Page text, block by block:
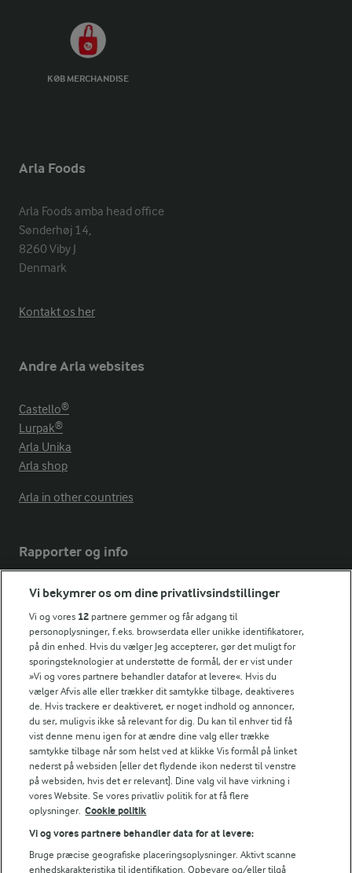
KØB MERCHANDISE
Arla Foods
Arla Foods amba head office
Sønderhøj 14,
8260 Viby J
Denmark
Kontakt os her
Andre Arla websites
Castello®
Lurpak®
Arla Unika
Arla shop
Arla in other countries
Rapporter og info
Årsrapport
FarmAhead™ Check rapport
Andelshaverinfo: Mælkepris
Fødevarestyrelsens smiley-rapporter for Arla Foods
Fødevarestyrelsens smiley-rapporter for Jörd
Fødevarestyrelsens smiley-rapporter for Lurpak PB
Følg
Vi bekymrer os om dine privatlivsindstillinger
Vi og vores 12 partnere gemmer og får adgang til
personoplysninger, f.eks. browserdata eller unikke identifikatorer,
på din enhed. Hvis du vælger Jeg accepterer, gør det muligt for
sporingsteknologier at understøtte de formål, der er vist under
»Vi og vores partnere behandler datafor at levere«. Hvis du
vælger Afvis alle eller trækker dit samtykke tilbage, deaktiveres
de. Hvis trackere er deaktiveret, er noget indhold og annoncer,
du ser, muligvis ikke så relevant for dig. Du kan til enhver tid få
vist denne menu igen for at ændre dine valg eller trække
samtykke tilbage når som helst ved at klikke Vis formål på linket
nederst på websiden [eller det flydende ikon nederst til venstre
på websiden, hvis det er relevant]. Dine valg vil have virkning i
vores Website. Se vores privatliv politik for at få flere
oplysninger. Cookie politik
Vi og vores partnere behandler data for at levere:
Bruge præcise geografiske placeringsoplysninger. Aktivt scanne
enhedskarakteristika til identifikation. Opbevare og/eller tilgå